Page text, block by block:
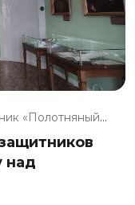
Музей-заповедник «Полотняный З...
над